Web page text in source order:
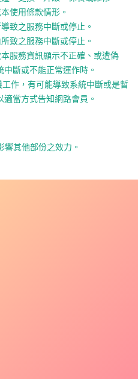
使用條款情形。
致之服務中斷或停止。
致之服務中斷或停止。
服務資訊顯示不正確、 或遭偽
斷或不能正常運作時。
作， 有可能導致系統中斷或是暫
適當方式告知網路會員。
其他部份之效力。